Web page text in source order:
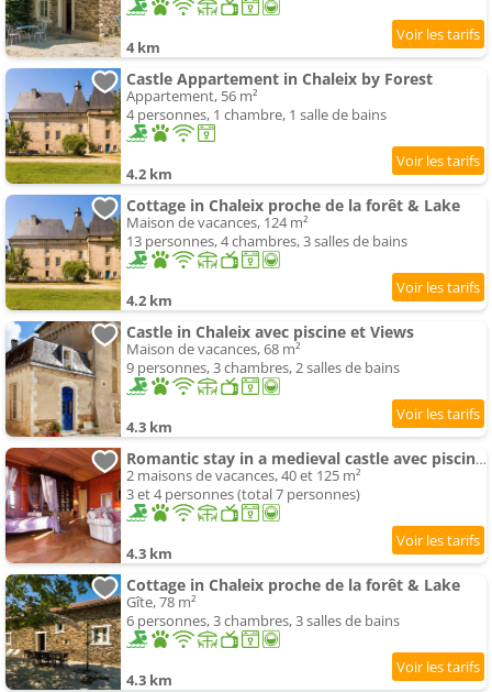
4 km
Castle Appartement in Chaleix by Forest
Appartement, 56 m²
4 personnes, 1 chambre, 1 salle de bains
4.2 km
Cottage in Chaleix proche de la forêt & Lake
Maison de vacances, 124 m²
13 personnes, 4 chambres, 3 salles de bains
4.2 km
Castle in Chaleix avec piscine et Views
Maison de vacances, 68 m²
9 personnes, 3 chambres, 2 salles de bains
4.3 km
Romantic stay in a medieval castle avec piscine et restaurant among others
2 maisons de vacances, 40 et 125 m²
3 et 4 personnes (total 7 personnes)
4.3 km
Cottage in Chaleix proche de la forêt & Lake
Gîte, 78 m²
6 personnes, 3 chambres, 3 salles de bains
4.3 km